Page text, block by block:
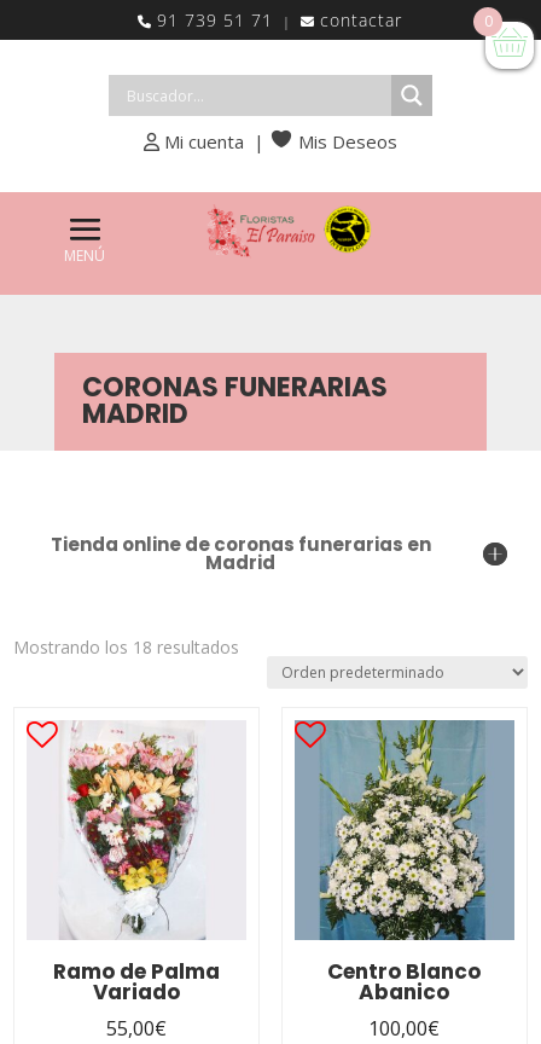
91 739 51 71 | contactar
Mi cuenta | Mis Deseos
CORONAS FUNERARIAS
MADRID
Tienda online de coronas funerarias en
Madrid
Mostrando los 18 resultados
Ramo de Palma
Variado
55,00€
Centro Blanco
Abanico
100,00€
0